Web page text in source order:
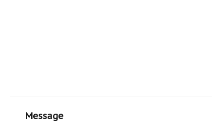
Message